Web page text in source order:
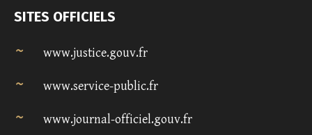
SITES OFFICIELS
www.justice.gouv.fr
www.service-public.fr
www.journal-officiel.gouv.fr